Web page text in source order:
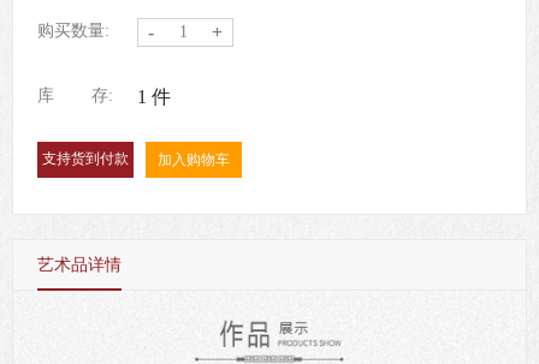
购买数量: - +
库 存: 1 件
加入购物车
艺术品详情